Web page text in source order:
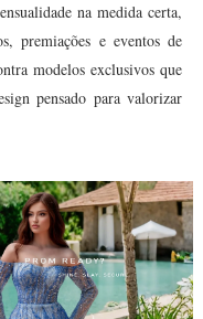
na medida certa,
premiações e eventos de
modelos exclusivos que
pensado para valorizar